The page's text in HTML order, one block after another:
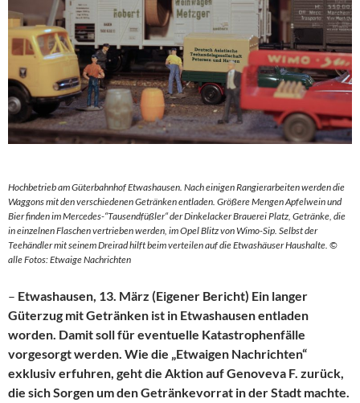
Hochbetrieb am Güterbahnhof Etwashausen. Nach einigen Rangierarbeiten werden die
Waggons mit den verschiedenen Getränken entladen. Größere Mengen Apfelwein und
Bier finden im Mercedes-“Tausendfüßler“ der Dinkelacker Brauerei Platz, Getränke, die
in einzelnen Flaschen vertrieben werden, im Opel Blitz von Wimo-Sip. Selbst der
Teehändler mit seinem Dreirad hilft beim verteilen auf die Etwashäuser Haushalte. ©
alle Fotos: Etwaige Nachrichten
– Etwashausen, 13. März (Eigener Bericht) Ein langer
Güterzug mit Getränken ist in Etwashausen entladen
worden. Damit soll für eventuelle Katastrophenfälle
vorgesorgt werden. Wie die „Etwaigen Nachrichten“
exklusiv erfuhren, geht die Aktion auf Genoveva F. zurück,
die sich Sorgen um den Getränkevorrat in der Stadt machte.